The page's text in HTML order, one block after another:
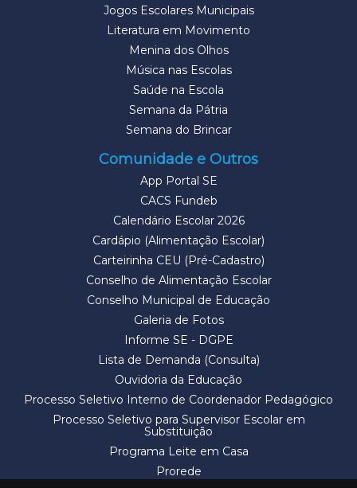
Jogos Escolares Municipais
Literatura em Movimento
Menina dos Olhos
Música nas Escolas
Saúde na Escola
Semana da Pátria
Semana do Brincar
Comunidade e Outros
App Portal SE
CACS Fundeb
Calendário Escolar 2026
Cardápio (Alimentação Escolar)
Carteirinha CEU (Pré-Cadastro)
Conselho de Alimentação Escolar
Conselho Municipal de Educação
Galeria de Fotos
Informe SE - DGPE
Lista de Demanda (Consulta)
Ouvidoria da Educação
Processo Seletivo Interno de Coordenador Pedagógico
Processo Seletivo para Supervisor Escolar em
Substituição
Programa Leite em Casa
Prorede